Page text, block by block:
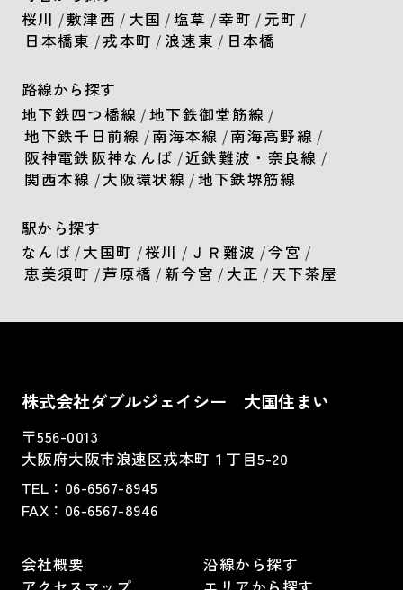
桜川 /敷津西 / 大国 /塩草 /幸町 / 元町 /
日本橋東 /戎本町 / 浪速東 / 日本橋
路線から探す
地下鉄四つ橋線 /地下鉄御堂筋線 /
地下鉄千日前線 /南海本線 /南海高野線 /
阪神電鉄阪神なんば /近鉄難波・奈良線 /
関西本線 /大阪環状線 /地下鉄堺筋線
駅から探す
なんば /大国町 /桜川 / ＪＲ難波 /今宮 /
恵美須町 /芦原橋 /新今宮 / 大正 /天下茶屋
株式会社ダブルジェイシー 大国住まい
〒556-0013
大阪府大阪市浪速区戎本町１丁目5-20
TEL： 06-6567-8945
FAX：06-6567-8946
会社概要
沿線から探す